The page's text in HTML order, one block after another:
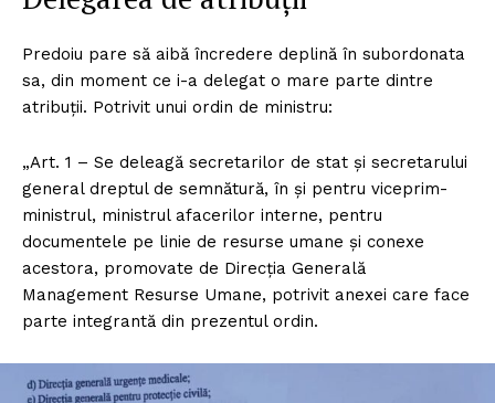
Predoiu pare să aibă încredere deplină în subordonata
sa, din moment ce i-a delegat o mare parte dintre
atribuții. Potrivit unui ordin de ministru:
„Art. 1 – Se deleagă secretarilor de stat şi secretarului
general dreptul de semnătură, în şi pentru viceprim-
ministrul, ministrul afacerilor interne, pentru
documentele pe linie de resurse umane şi conexe
acestora, promovate de Direcția Generală
Management Resurse Umane, potrivit anexei care face
parte integrantă din prezentul ordin.